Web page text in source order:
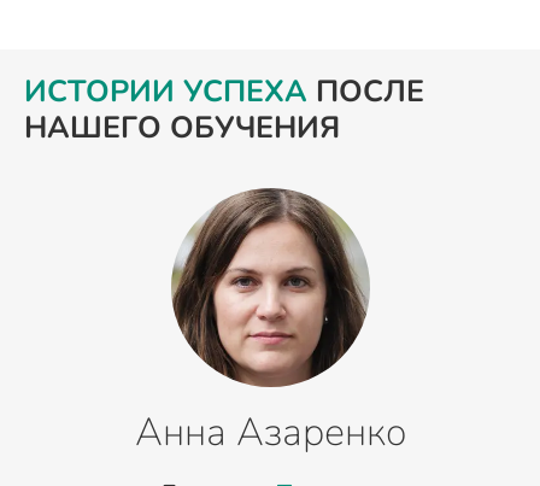
ИСТОРИИ УСПЕХА ПОСЛЕ
НАШЕГО ОБУЧЕНИЯ
Анна Азаренко